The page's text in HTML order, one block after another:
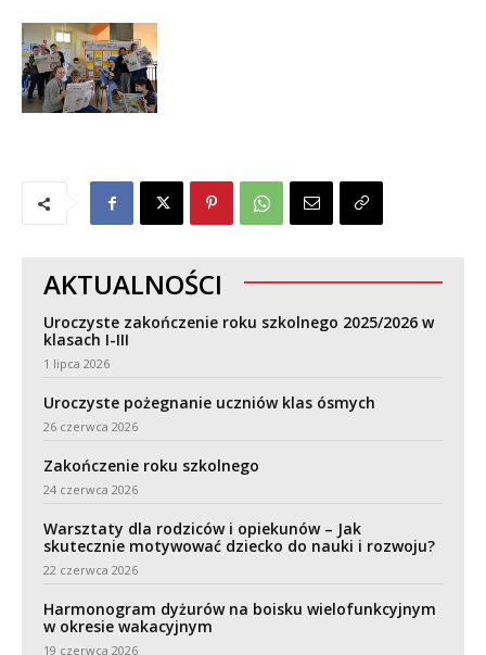
AKTUALNOŚCI
Uroczyste zakończenie roku szkolnego 2025/2026 w
klasach I-III
1 lipca 2026
Uroczyste pożegnanie uczniów klas ósmych
26 czerwca 2026
Zakończenie roku szkolnego
24 czerwca 2026
Warsztaty dla rodziców i opiekunów – Jak
skutecznie motywować dziecko do nauki i rozwoju?
22 czerwca 2026
Harmonogram dyżurów na boisku wielofunkcyjnym
w okresie wakacyjnym
19 czerwca 2026